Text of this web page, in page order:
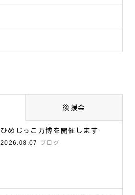
後援会
ひめじっこ万博を開催します
2026.08.07
ブログ